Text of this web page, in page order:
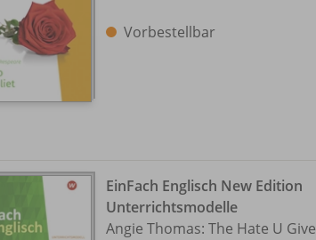
Vorbestellbar
EinFach Englisch New Edition
Unterrichtsmodelle
Angie Thomas: The Hate U Give